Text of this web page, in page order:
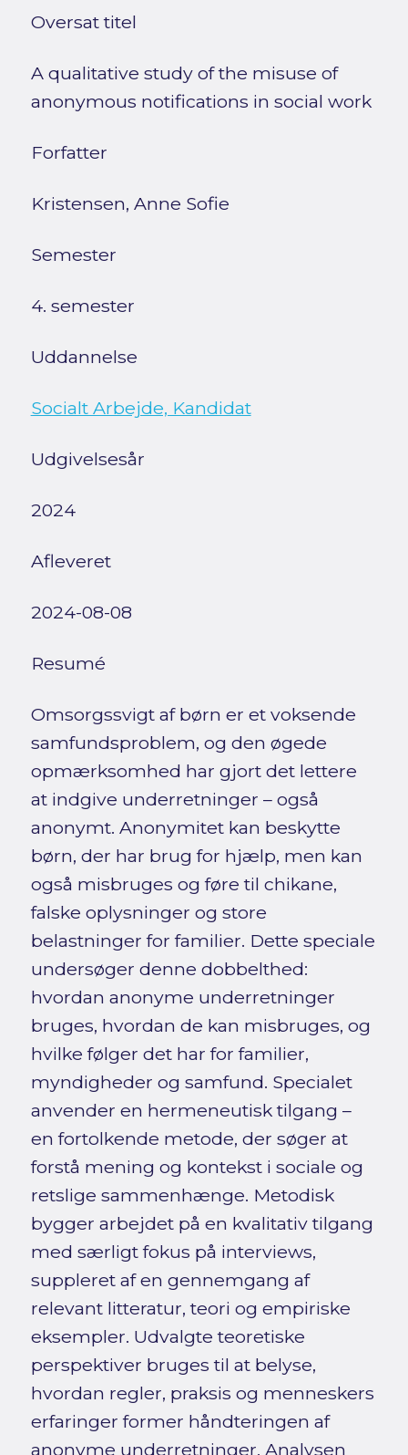
Oversat titel
A qualitative study of the misuse of
anonymous notifications in social work
Forfatter
Kristensen, Anne Sofie
Semester
4. semester
Uddannelse
Socialt Arbejde, Kandidat
Udgivelsesår
2024
Afleveret
2024-08-08
Resumé
Omsorgssvigt af børn er et voksende
samfundsproblem, og den øgede
opmærksomhed har gjort det lettere
at indgive underretninger – også
anonymt. Anonymitet kan beskytte
børn, der har brug for hjælp, men kan
også misbruges og føre til chikane,
falske oplysninger og store
belastninger for familier. Dette speciale
undersøger denne dobbelthed:
hvordan anonyme underretninger
bruges, hvordan de kan misbruges, og
hvilke følger det har for familier,
myndigheder og samfund. Specialet
anvender en hermeneutisk tilgang –
en fortolkende metode, der søger at
forstå mening og kontekst i sociale og
retslige sammenhænge. Metodisk
bygger arbejdet på en kvalitativ tilgang
med særligt fokus på interviews,
suppleret af en gennemgang af
relevant litteratur, teori og empiriske
eksempler. Udvalgte teoretiske
perspektiver bruges til at belyse,
hvordan regler, praksis og menneskers
erfaringer former håndteringen af
anonyme underretninger. Analysen